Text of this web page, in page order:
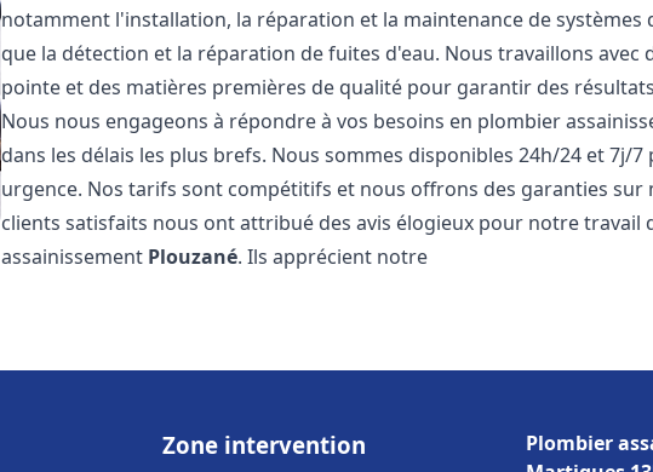
notamment l'installation, la réparation et la maintenance de systèmes
que la détection et la réparation de fuites d'eau. Nous travaillons avec
pointe et des matières premières de qualité pour garantir des
Nous nous engageons à répondre à vos besoins en plombier
dans les délais les plus brefs. Nous sommes disponibles 24h/24 et 7j/
urgence. Nos tarifs sont compétitifs et nous offrons des garanties sur
clients satisfaits nous ont attribué des avis élogieux pour notre travail
assainissement Plouzané. Ils apprécient notre
Zone intervention
Plombier